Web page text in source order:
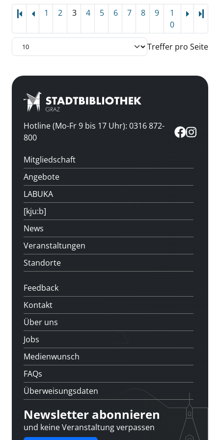
1 2 3 4 5 6 7 8 9
1
0
Treffer pro Seite
Hotline (Mo-Fr 9 bis 17 Uhr): 0316 872-
800
Mitgliedschaft
Angebote
LABUKA
[kju:b]
News
Veranstaltungen
Standorte
Feedback
Kontakt
Über uns
Jobs
Medienwunsch
FAQs
Überweisungsdaten
Newsletter abonnieren
und keine Veranstaltung verpassen